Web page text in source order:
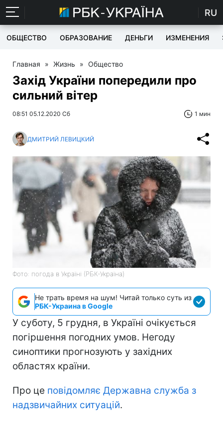
RU
ОБЩЕСТВО ОБРАЗОВАНИЕ ДЕНЬГИ ИЗМЕНЕНИЯ
Главная » Жизнь » Общество
Захід України попередили про
сильний вітер
08:51 05.12.2020 Сб 1 мин
ДМИТРИЙ ЛЕВИЦКИЙ
Фото: погода в Україні (РБК-Україна)
Не трать время на шум! Читай только суть из
РБК-Украина в Google
У суботу, 5 грудня, в Україні очікується
погіршення погодних умов. Негоду
синоптики прогнозують у західних
областях країни.
Про це повідомляє Державна служба з
надзвичайних ситуацій.